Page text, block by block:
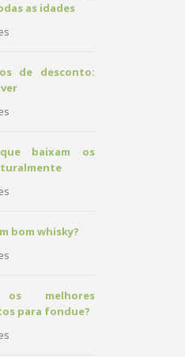
as idades
de desconto:
baixam os
bom whisky?
melhores
para fondue?